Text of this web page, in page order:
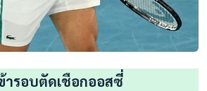
ข้ารอบตัดเชือกออสซี่